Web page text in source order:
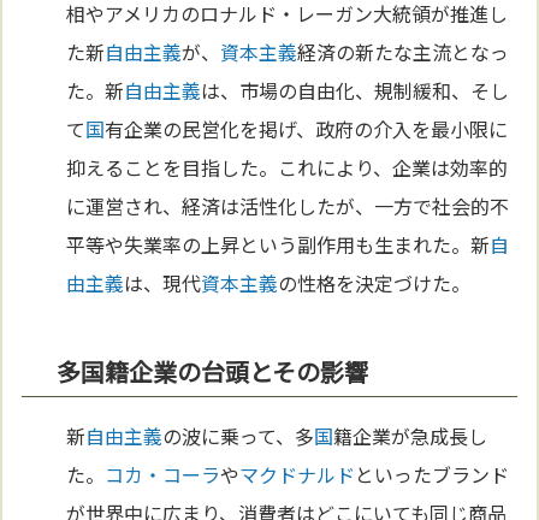
相やアメリカのロナルド・レーガン大統領が推進し
た新自由主義が、 資本主義経済の新たな主流となっ
た。新自由主義は、市場の自由化、規制緩和、そし
て国有企業の民営化を掲げ、政府の介入を最小限に
抑えることを目指した。これにより、企業は効率的
に運営され、経済は活性化したが、一方で社会的不
平等や失業率の上昇という副作用も生まれた。新自
由主義は、現代資本主義の性格を決定づけた。
多国籍企業の台頭とその影響
新自由主義の波に乗って、多国籍企業が急成長し
た。 コカ・コーラやマクドナルド といったブランド
が世界中に広まり、消費者はどこにいても同じ商品